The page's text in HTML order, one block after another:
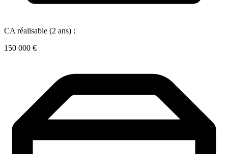
CA réalisable (2 ans) :
150 000 €